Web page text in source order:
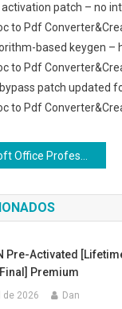
activation patch – no
to Pdf
based keygen –
to Pdf
bypass patch updated
to Pdf
Portable + Product Key Lifetime x64 Windows 11
Pre-Activated
Premium
de 2026 Dan